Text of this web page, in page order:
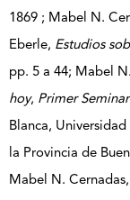
1869 ; Mabel N.
Eberle, Estudios
pp. 5 a 44; Mabel
hoy, Primer
Blanca,
la Provincia de
Mabel N. Cernadas,